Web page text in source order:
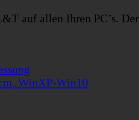
auf allen Ihren PC’s.
WinXP-Win10